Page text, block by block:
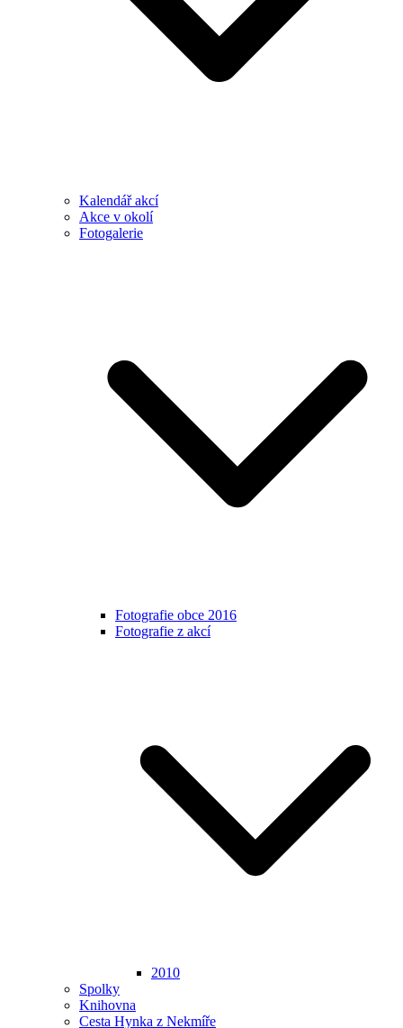
Kalendář akcí
Akce v okolí
Fotogalerie
Fotografie obce 2016
Fotografie z akcí
2010
Spolky
Knihovna
Cesta Hynka z Nekmíře